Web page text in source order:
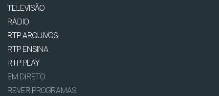
TELEVISÃO
RÁDIO
RTP ARQUIVOS
RTP ENSINA
RTP PLAY
EM DIRETO
REVER PROGRAMAS